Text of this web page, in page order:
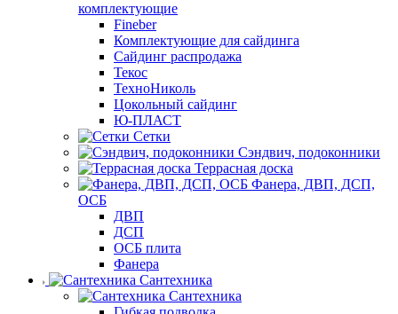
комплектующие
Fineber
Комплектующие для сайдинга
Сайдинг распродажа
Текос
ТехноНиколь
Цокольный сайдинг
Ю-ПЛАСТ
Сетки
Сэндвич, подоконники
Террасная доска
Фанера, ДВП, ДСП,
ОСБ
ДВП
ДСП
ОСБ плита
Фанера
Сантехника
Сантехника